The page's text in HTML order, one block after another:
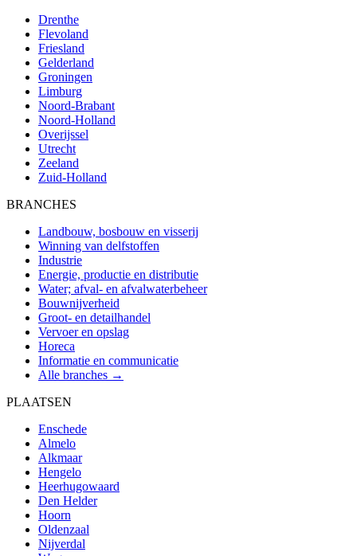
Drenthe
Flevoland
Friesland
Gelderland
Groningen
Limburg
Noord-Brabant
Noord-Holland
Overijssel
Utrecht
Zeeland
Zuid-Holland
BRANCHES
Landbouw, bosbouw en visserij
Winning van delfstoffen
Industrie
Energie, productie en distributie
Water; afval- en afvalwaterbeheer
Bouwnijverheid
Groot- en detailhandel
Vervoer en opslag
Horeca
Informatie en communicatie
Alle branches →
PLAATSEN
Enschede
Almelo
Alkmaar
Hengelo
Heerhugowaard
Den Helder
Hoorn
Oldenzaal
Nijverdal